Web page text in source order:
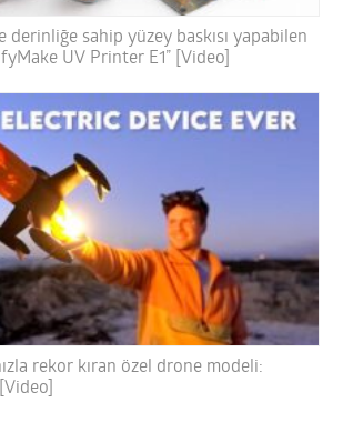
derinliğe sahip yüzey baskısı yapabilen
UV Printer E1” [Video]
rekor kıran özel drone modeli: